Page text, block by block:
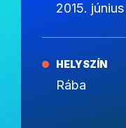
2015.
HELYSZÍN
Rába